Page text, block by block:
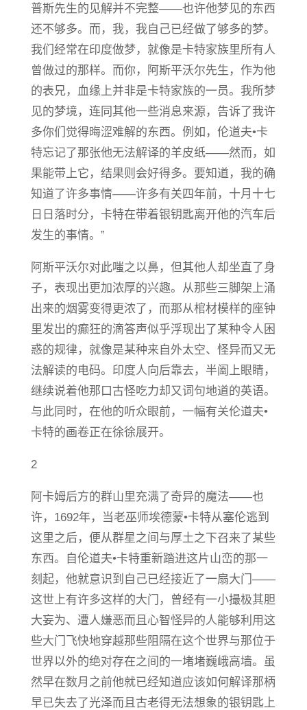
普斯先生的见解并不完整——也许他梦见的东西
还不够多。而，我，我自己已经做了够多的梦。
我们经常在印度做梦，就像是卡特家族里所有人
曾做过的那样。而你，阿斯平沃尔先生，作为他
的表兄，血缘上并非是卡特家族的一员。我所梦
见的梦境，连同其他一些消息来源，告诉了我许
多你们觉得晦涩难解的东西。例如，伦道夫•卡
特忘记了那张他无法解译的羊皮纸——然而，如
果能带上它，结果则会好得多。要知道，我的确
知道了许多事情——许多有关四年前，十月十七
日日落时分，卡特在带着银钥匙离开他的汽车后
发生的事情。”
阿斯平沃尔对此嗤之以鼻，但其他人却坐直了身
子，表现出更加浓厚的兴趣。从那些三脚架上涌
出来的烟雾变得更浓了，而那从棺材模样的座钟
里发出的癫狂的滴答声似乎浮现出了某种令人困
惑的规律，就像是某种来自外太空、怪异而又无
法解读的电码。印度人向后靠去，半阖上眼睛，
继续说着他那口古怪吃力却又词句地道的英语。
与此同时，在他的听众眼前，一幅有关伦道夫•
卡特的画卷正在徐徐展开。
2
阿卡姆后方的群山里充满了奇异的魔法——也
许，1692年，当老巫师埃德蒙•卡特从塞伦逃到
这里之后，便从群星之间与厚土之下召来了某些
东西。自伦道夫•卡特重新踏进这片山峦的那一
刻起，他就意识到自己已经接近了一扇大门——
这世上有许多这样的大门，曾经有一小撮极其胆
大妄为、遭人嫌恶而且心智怪异的人能够利用这
些大门飞快地穿越那些阻隔在这个世界与那位于
世界以外的绝对存在之间的一堵堵巍峨高墙。虽
然早在数月之前他就已经知道应该如何解译那柄
早已失去了光泽而且古老得无法想象的银钥匙上